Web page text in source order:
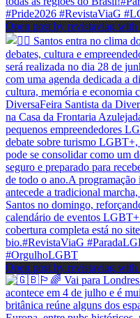
Open post by revistaviag
Open post by revistaviag